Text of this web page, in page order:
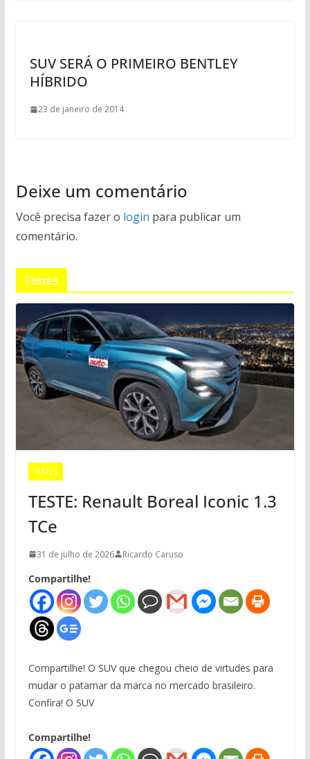
SUV SERÁ O PRIMEIRO BENTLEY
HÍBRIDO
23 de janeiro de 2014
Deixe um comentário
Você precisa fazer o login para publicar um
comentário.
Testes
TESTES
TESTE: Renault Boreal Iconic 1.3
TCe
31 de julho de 2026 Ricardo Caruso
Compartilhe!
Compartilhe! O SUV que chegou cheio de virtudes para
mudar o patamar da marca no mercado brasileiro.
Confira! O SUV
Compartilhe!